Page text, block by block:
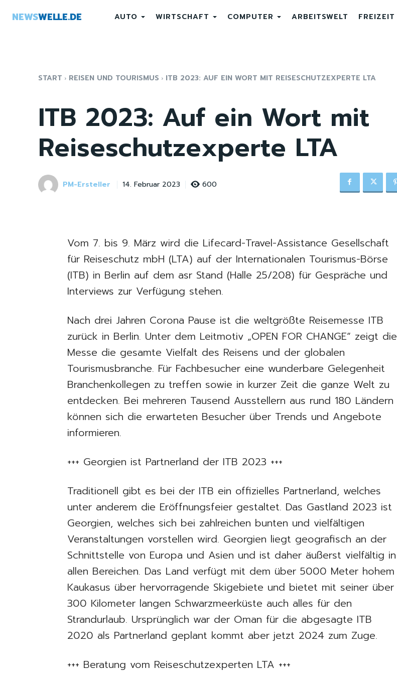
NEWSWELLE.DE AUTO WIRTSCHAFT COMPUTER ARBEITSWELT FREIZEIT
START REISEN UND TOURISMUS ITB 2023: AUF EIN WORT MIT REISESCHUTZEXPERTE LTA
ITB 2023: Auf ein Wort mit
Reiseschutzexperte LTA
PM-Ersteller 14. Februar 2023 600
Vom 7. bis 9. März wird die Lifecard-Travel-Assistance Gesellschaft
für Reiseschutz mbH (LTA) auf der Internationalen Tourismus-Börse
(ITB) in Berlin auf dem asr Stand (Halle 25/208) für Gespräche und
Interviews zur Verfügung stehen.
Nach drei Jahren Corona Pause ist die weltgrößte Reisemesse ITB
zurück in Berlin. Unter dem Leitmotiv „OPEN FOR CHANGE“ zeigt die
Messe die gesamte Vielfalt des Reisens und der globalen
Tourismusbranche. Für Fachbesucher eine wunderbare Gelegenheit
Branchenkollegen zu treffen sowie in kurzer Zeit die ganze Welt zu
entdecken. Bei mehreren Tausend Ausstellern aus rund 180 Ländern
können sich die erwarteten Besucher über Trends und Angebote
informieren.
+++ Georgien ist Partnerland der ITB 2023 +++
Traditionell gibt es bei der ITB ein offizielles Partnerland, welches
unter anderem die Eröffnungsfeier gestaltet. Das Gastland 2023 ist
Georgien, welches sich bei zahlreichen bunten und vielfältigen
Veranstaltungen vorstellen wird. Georgien liegt geografisch an der
Schnittstelle von Europa und Asien und ist daher äußerst vielfältig in
allen Bereichen. Das Land verfügt mit dem über 5000 Meter hohem
Kaukasus über hervorragende Skigebiete und bietet mit seiner über
300 Kilometer langen Schwarzmeerküste auch alles für den
Strandurlaub. Ursprünglich war der Oman für die abgesagte ITB
2020 als Partnerland geplant kommt aber jetzt 2024 zum Zuge.
+++ Beratung vom Reiseschutzexperten LTA +++